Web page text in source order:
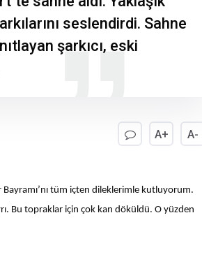
seslendirdi. Sahne
şarkıcı, eski
A+ A-
tüm içten dileklerimle kutluyorum.
Bu topraklar için çok kan döküldü. O yüzden